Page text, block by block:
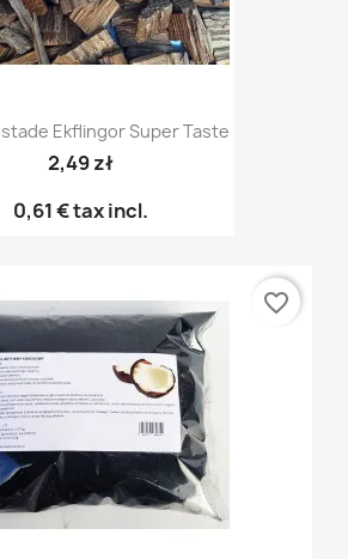
Ekflingor Super Taste
2,49 zł
0,61 €tax incl.
favorite_border